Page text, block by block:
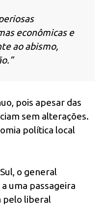
econômicas e
ao abismo,
pois apesar das
sem alterações.
política local
o general
uma passageira
pelo liberal